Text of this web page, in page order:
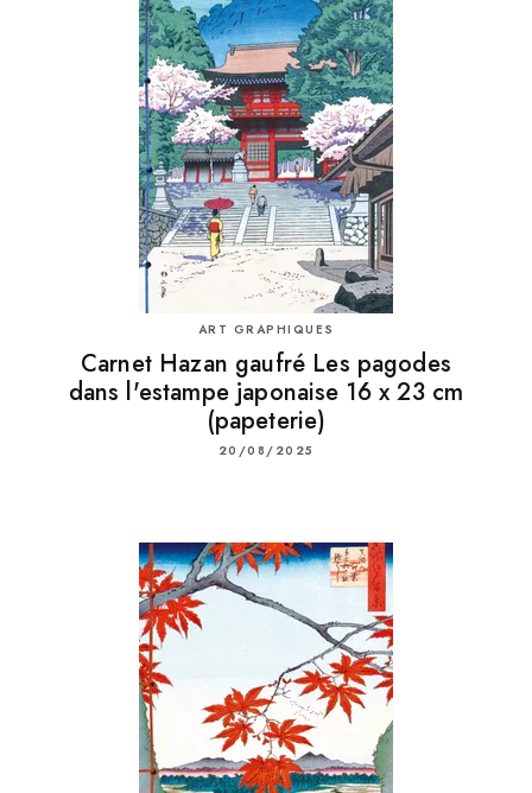
ART GRAPHIQUES
Carnet Hazan gaufré Les pagodes
dans l'estampe japonaise 16 x 23 cm
(papeterie)
20/08/2025